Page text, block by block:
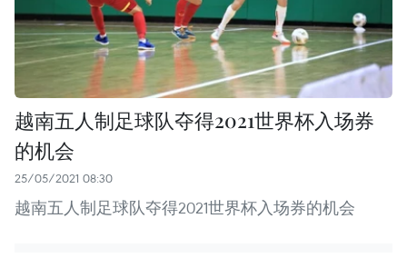
越南五人制足球队夺得2021世界杯入场券
的机会
25/05/2021 08:30
越南五人制足球队夺得2021世界杯入场券的机会